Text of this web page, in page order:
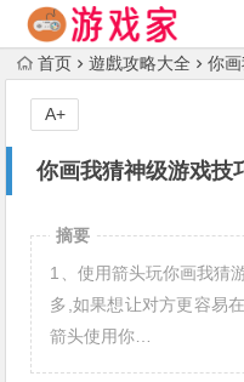
首页 遊戲攻略大全 你
你画我猜神级游戏技
A+
摘要
1、使用箭头玩你画我猜
多,如果想让对方更容易
箭头使用你…